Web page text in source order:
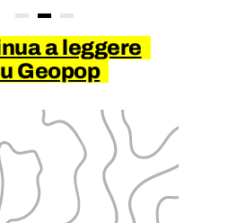
a leggere
Geopop